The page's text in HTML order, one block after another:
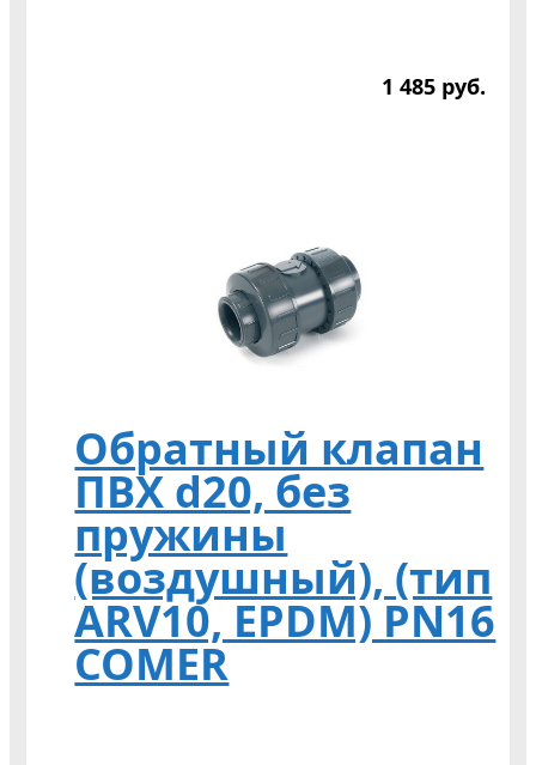
1 485 руб.
Обратный клапан
ПВХ d20, без
пружины
(воздушный), (тип
ARV10, EPDM) PN16
COMER